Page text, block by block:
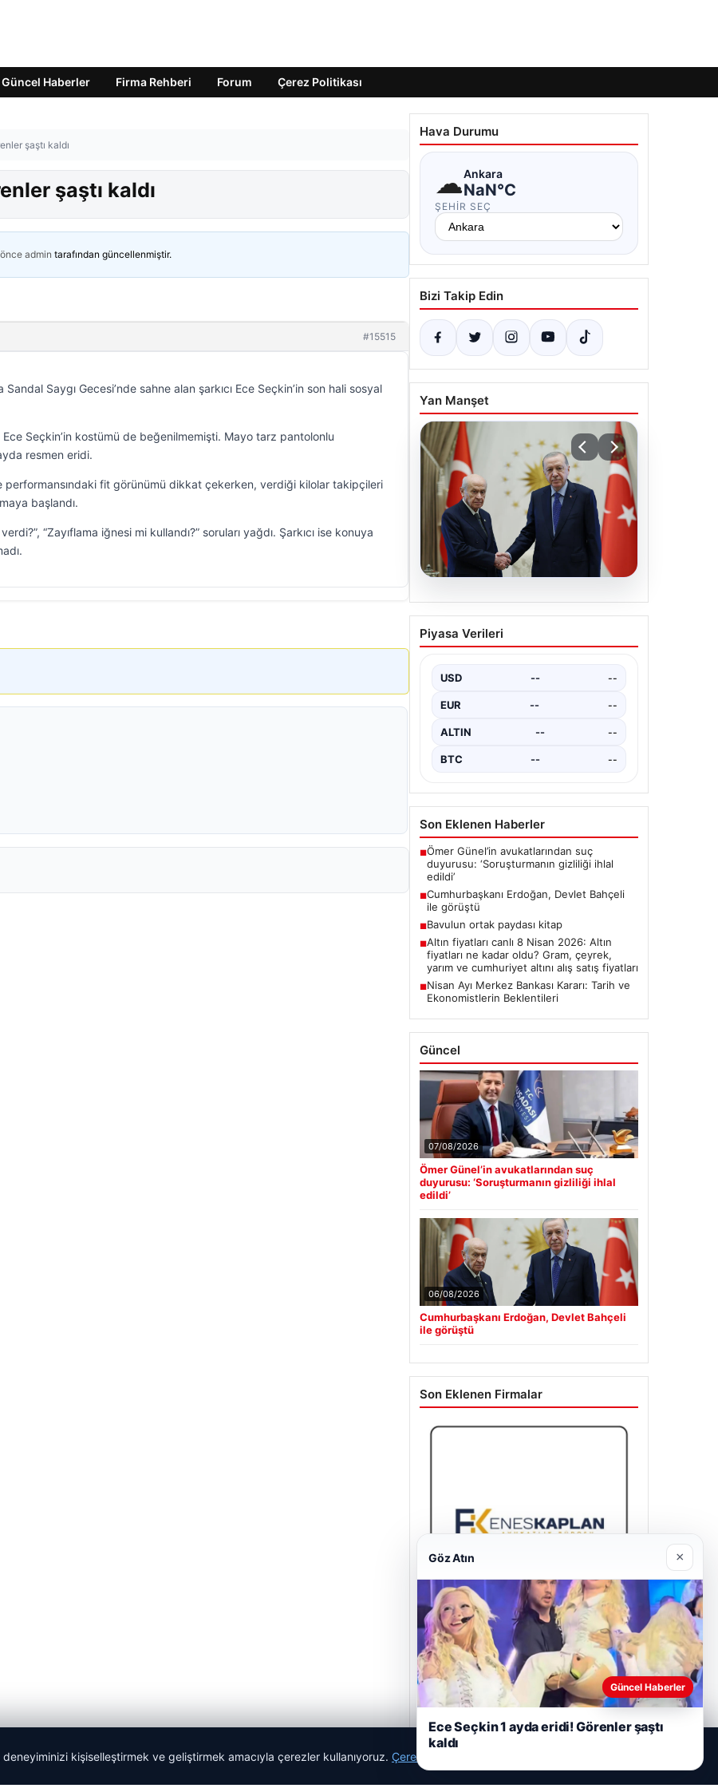
Güncel Haberler Firma Rehberi Forum Çerez Politikası
şaştı kaldı
şaştı kaldı
admin tarafından güncellenmiştir.
#15515
Saygı Gecesi’nde sahne alan şarkıcı Ece Seçkin’in son hali sosyal
Seçkin’in kostümü de beğenilmemişti. Mayo tarz pantolonlu
resmen eridi.
performansındaki fit görünümü dikkat çekerken, verdiği kilolar takipçileri
başlandı.
“Zayıflama iğnesi mi kullandı?” soruları yağdı. Şarkıcı ise konuya
Hava Durumu
☁Ankara
NaN°C
ŞEHIR SEÇ
Bizi Takip Edin
Yan Manşet
06.08.2026
Cumhurbaşkanı Erdoğan,
Devlet Bahçeli ile görüştü
Piyasa Verileri
USD -- --
EUR -- --
ALTIN -- --
BTC -- --
Son Eklenen Haberler
■Ömer Günel’in avukatlarından suç
duyurusu: ‘Soruşturmanın gizliliği ihlal
edildi’
■Cumhurbaşkanı Erdoğan, Devlet Bahçeli
ile görüştü
■Bavulun ortak paydası kitap
■Altın fiyatları canlı 8 Nisan 2026: Altın
fiyatları ne kadar oldu? Gram, çeyrek,
yarım ve cumhuriyet altını alış satış fiyatları
■Nisan Ayı Merkez Bankası Kararı: Tarih ve
Ekonomistlerin Beklentileri
Güncel
07/08/2026
Ömer Günel’in avukatlarından suç
duyurusu: ‘Soruşturmanın gizliliği ihlal
edildi’
06/08/2026
Cumhurbaşkanı Erdoğan, Devlet Bahçeli
ile görüştü
Son Eklenen Firmalar
Enes Kaplan Avukatlık Bürosu
28/04/2026
deneyiminizi kişiselleştirmek ve geliştirmek amacıyla çerezler kullanıyoruz. Çerez Politikamız
Göz Atın ×
Güncel Haberler
Ece Seçkin 1 ayda eridi! Görenler şaştı
kaldı